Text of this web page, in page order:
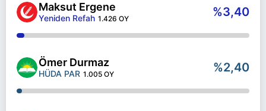
Maksut Ergene
Yeniden Refah 1.426 OY %3,40
Ömer Durmaz
HÜDA PAR 1.005 OY %2,40